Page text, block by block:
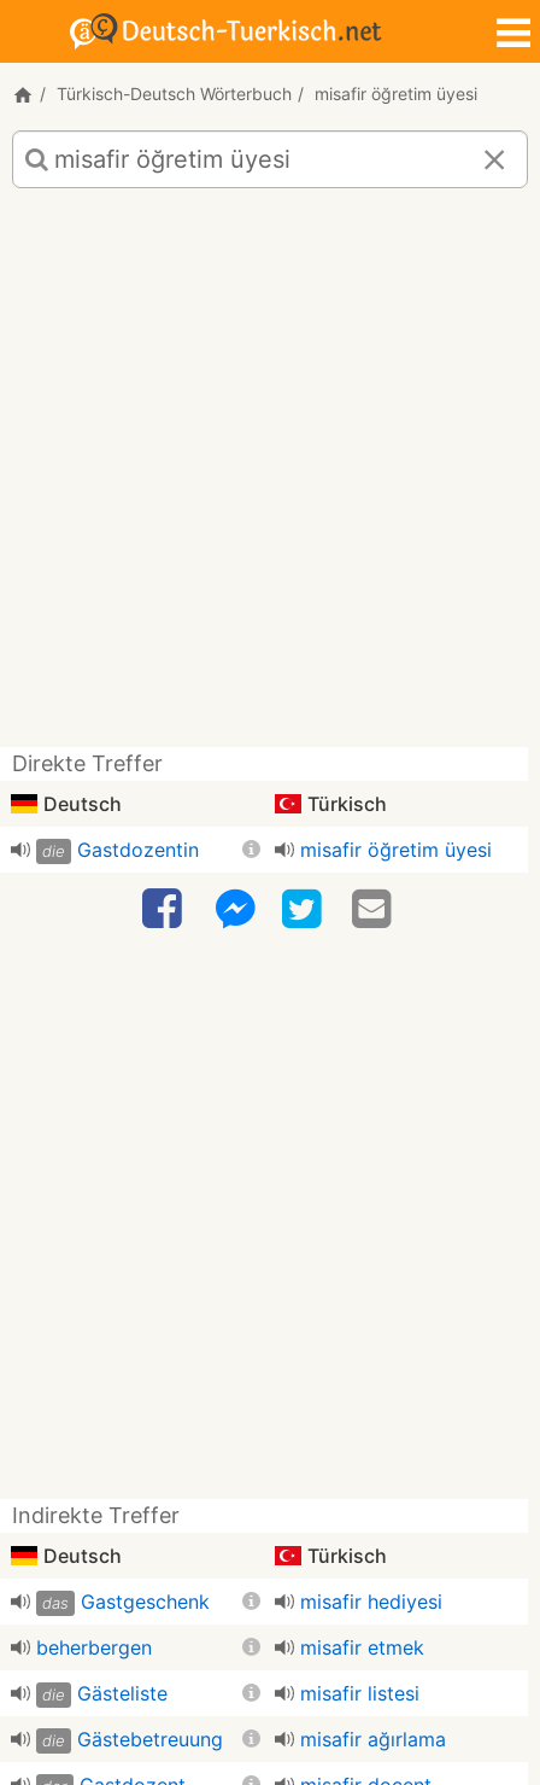
Türkisch-Deutsch Wörterbuch misafir öğretim üyesi
Türkisch-
Deutsch
Übersetzung
Direkte Treffer
Deutsch Türkisch
die Gastdozentin misafir öğretim üyesi
Indirekte Treffer
Deutsch Türkisch
das Gastgeschenk
misafir hediyesi
beherbergen
misafir etmek
die Gästeliste misafir listesi
die Gästebetreuung misafir ağırlama